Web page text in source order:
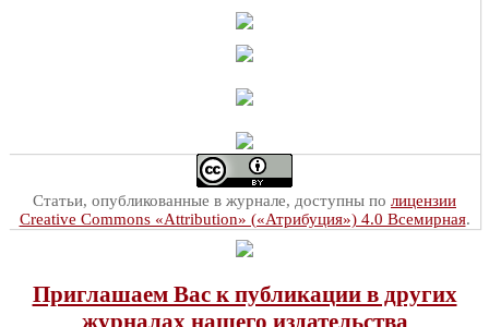
Статьи, опубликованные в журнале, доступны по лицензии
Creative Commons «Attribution» («Атрибуция») 4.0 Всемирная.
Приглашаем Вас к публикации в других
журналах нашего издательства